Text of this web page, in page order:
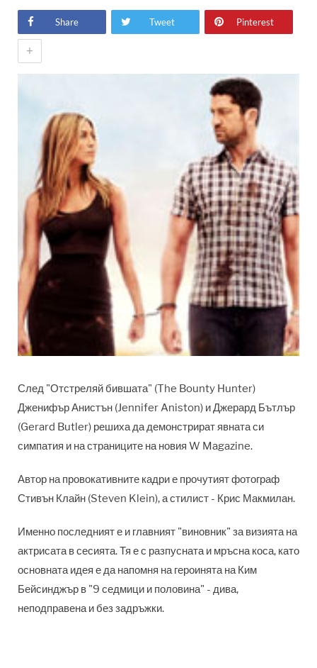
Share Tweet Pinterest
+
След "Отстреляй бившата" (The Bounty Hunter)
Дженифър Анистън (Jennifer Aniston) и Джерард Бътлър
(Gerard Butler) решиха да демонстрират явната си
симпатия и на страниците на новия W Magazine.
Автор на провокативните кадри е прочутият фотограф
Стивън Клайн (Steven Klein), а стилист - Крис Макмилан.
Именно последният е и главният "виновник" за визията на
актрисата в сесията. Тя е с разпусната и мръсна коса, като
основната идея е да напомня на героинята на Ким
Бейсинджър в "9 седмици и половина" - дива,
неподправена и без задръжки.